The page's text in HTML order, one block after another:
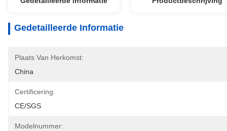
Gedetailleerde Informatie
Plaats Van Herkomst:
China
Certificering:
CE/SGS
Modelnummer: